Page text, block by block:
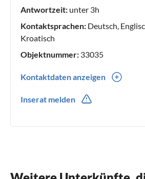
Antwortzeit: unter 3h
Kontaktsprachen: Deutsch,
Kroatisch
Objektnummer: 33035
Kontaktdaten anzeigen
Inserat melden